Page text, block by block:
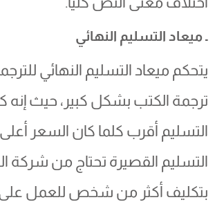
ـ ميعاد التسليم النهائي
يتحكم ميعاد التسليم النهائي
ترجمة الكتب بشكل كبير، حيث إنه
التسليم أقرب كلما كان السعر
التسليم القصيرة تحتاج من شركة
بتكليف أكثر من شخص للعمل على